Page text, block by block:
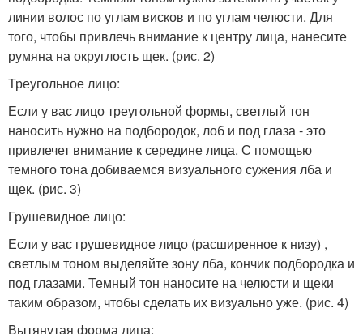
линии волос по углам висков и по углам челюсти. Для
того, чтобы привлечь внимание к центру лица, нанесите
румяна на округлость щек. (рис. 2)
Треугольное лицо:
Если у вас лицо треугольной формы, светлый тон
наносить нужно на подбородок, лоб и под глаза - это
привлечет внимание к середине лица. С помощью
темного тона добиваемся визуального сужения лба и
щек. (рис. 3)
Грушевидное лицо:
Если у вас грушевидное лицо (расширенное к низу) ,
светлым тоном выделяйте зону лба, кончик подбородка и
под глазами. Темный тон наносите на челюсти и щеки
таким образом, чтобы сделать их визуально уже. (рис. 4)
Вытянутая форма лица: